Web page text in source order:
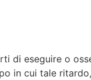
di eseguire o
in cui tale